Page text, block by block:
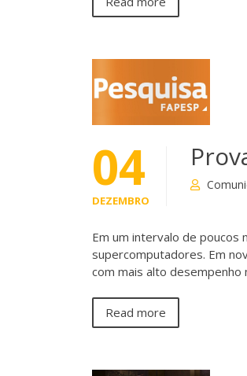
04
DEZEMBRO
Em um intervalo de poucos
supercomputadores. Em
com mais alto desempenho
Read more